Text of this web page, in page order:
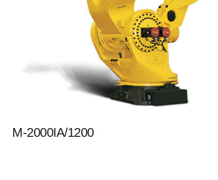
M-2000IA/1200